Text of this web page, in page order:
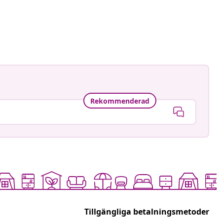
Rekommenderad
Tillgängliga betalningsmetoder